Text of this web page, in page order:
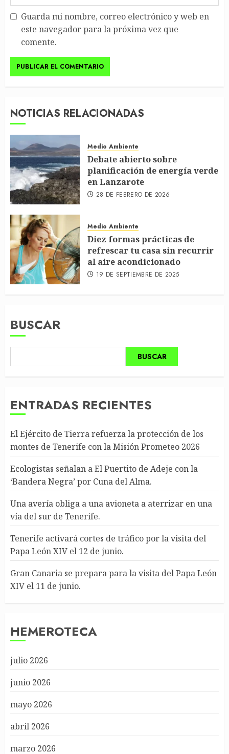
Guarda mi nombre, correo electrónico y web en
este navegador para la próxima vez que
comente.
NOTICIAS RELACIONADAS
Medio Ambiente
Debate abierto sobre
planificación de energía verde
en Lanzarote
28 DE FEBRERO DE 2026
Medio Ambiente
Diez formas prácticas de
refrescar tu casa sin recurrir
al aire acondicionado
19 DE SEPTIEMBRE DE 2025
BUSCAR
BUSCAR
ENTRADAS RECIENTES
El Ejército de Tierra refuerza la protección de los
montes de Tenerife con la Misión Prometeo 2026
Ecologistas señalan a El Puertito de Adeje con la
‘Bandera Negra’ por Cuna del Alma.
Una avería obliga a una avioneta a aterrizar en una
vía del sur de Tenerife.
Tenerife activará cortes de tráfico por la visita del
Papa León XIV el 12 de junio.
Gran Canaria se prepara para la visita del Papa León
XIV el 11 de junio.
HEMEROTECA
julio 2026
junio 2026
mayo 2026
abril 2026
marzo 2026